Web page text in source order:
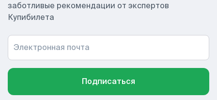
заботливые рекомендации от экспертов
Купибилета
Электронная почта
Подписаться